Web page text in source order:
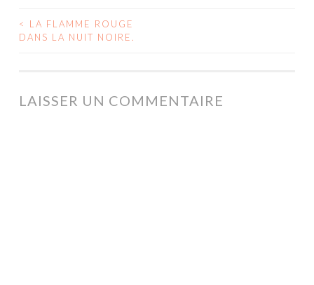
NAVIGATION
ARTICLES
<
LA FLAMME ROUGE
DANS LA NUIT NOIRE.
LAISSER UN COMMENTAIRE